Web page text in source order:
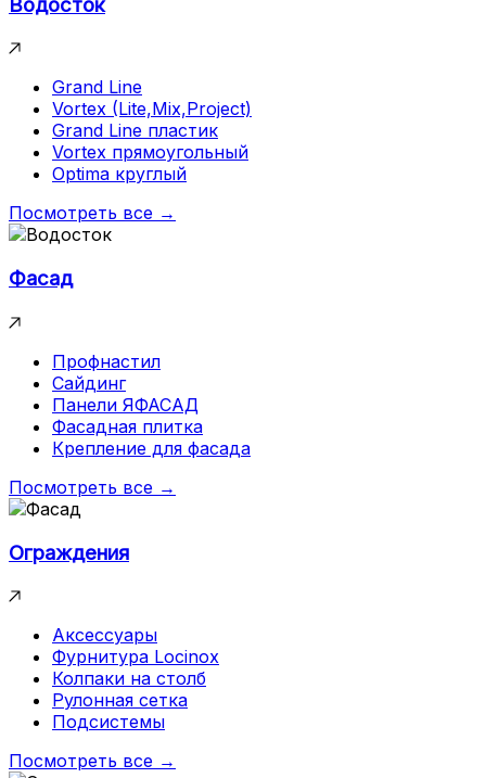
Grand Line
Vortex (Lite,Mix,Project)
Grand Line пластик
Vortex прямоугольный
Optima круглый
Посмотреть все →
Фасад
Профнастил
Сайдинг
Панели ЯФАСАД
Фасадная плитка
Крепление для фасада
Посмотреть все →
Ограждения
Аксессуары
Фурнитура Locinox
Колпаки на столб
Рулонная сетка
Подсистемы
Посмотреть все →